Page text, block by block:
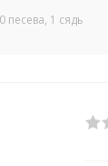
песева, 1 сядь